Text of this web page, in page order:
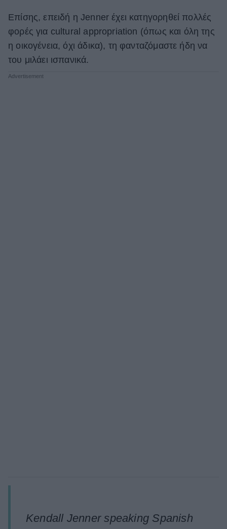
Επίσης, επειδή η Jenner έχει κατηγορηθεί πολλές
φορές για cultural appropriation (όπως και όλη της
η οικογένεια, όχι άδικα), τη φανταζόμαστε ήδη να
του μιλάει ισπανικά.
Kendall Jenner speaking Spanish